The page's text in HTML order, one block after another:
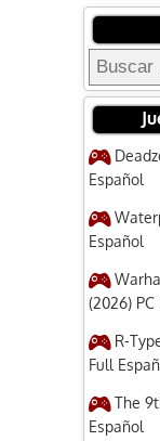
Español
Español
(2026)
R-
Full
The
Español